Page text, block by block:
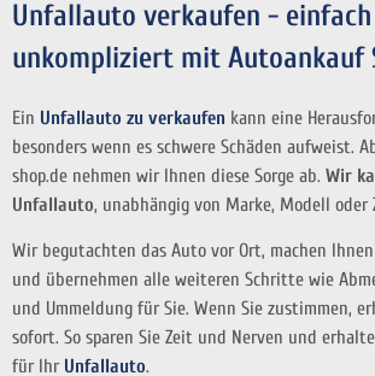
Unfallauto verkaufen -
unkompliziert mit Autoankauf
Ein Unfallauto zu verkaufen kann eine
besonders wenn es schwere Schäden aufweist.
shop.de nehmen wir Ihnen diese Sorge ab. Wir
Unfallauto, unabhängig von Marke, Modell oder
Wir begutachten das Auto vor Ort, machen
und übernehmen alle weiteren Schritte wie
und Ummeldung für Sie. Wenn Sie zustimmen,
sofort. So sparen Sie Zeit und Nerven und
für Ihr Unfallauto.